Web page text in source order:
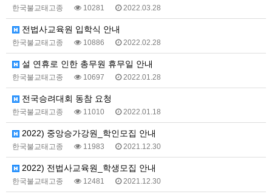
한국불교태고종 10281 2022.03.28
전법사교육원 입학식 안내
한국불교태고종 10886 2022.02.28
설 연휴로 인한 총무원 휴무일 안내
한국불교태고종 10697 2022.01.28
전국승려대회 동참 요청
한국불교태고종 11010 2022.01.18
2022) 중앙승가강원_학인모집 안내
한국불교태고종 11983 2021.12.30
2022) 전법사교육원_학생모집 안내
한국불교태고종 12481 2021.12.30